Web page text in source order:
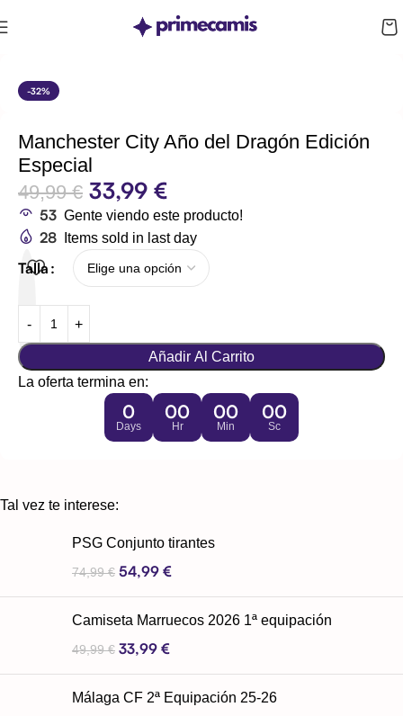
-32%
Manchester City Año del Dragón Edición
Especial
49,99€ 33,99 €
53 Gente viendo este producto!
28 Items sold in last day
Talla
Añadir Al Carrito
La oferta termina en:
0
Days
00
Hr
00
Min
00
Sc
Tal vez te interese:
PSG Conjunto tirantes
74,99€ 54,99 €
Camiseta Marruecos 2026 1ª equipación
49,99€ 33,99 €
Málaga CF 2ª Equipación 25-26